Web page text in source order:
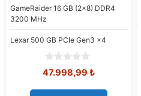
GameRaider 16 GB (2x8) DDR4
3200 MHz
Lexar 500 GB PCIe Gen3 x4
0
o
u
Orijinal
47.998,99 ₺Şu